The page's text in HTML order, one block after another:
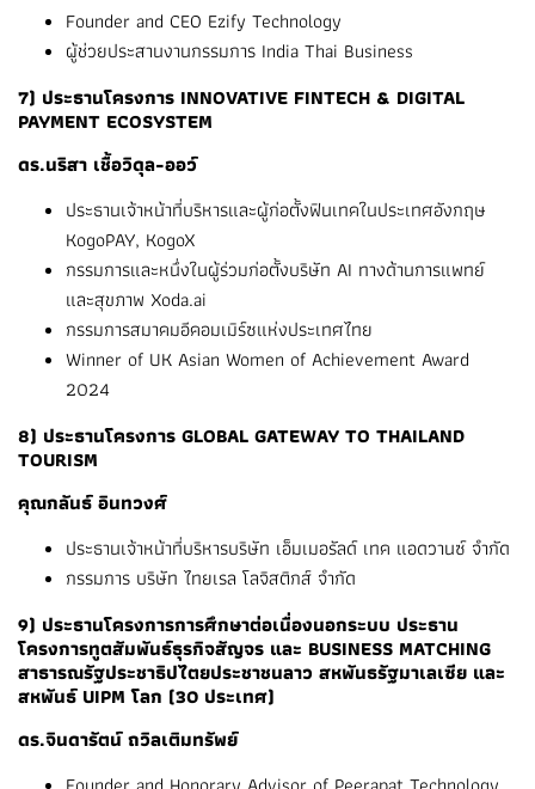
Founder and CEO Ezify Technology
ผู้ช่วยประสานงานกรรมการ India Thai Business
7) ประธานโครงการ INNOVATIVE FINTECH & DIGITAL
PAYMENT ECOSYSTEM
ดร.นริสา เชื้อวิดุล-ออว์
ประธานเจ้าหน้าที่บริหารและผู้ก่อตั้งฟินเทคในประเทศอังกฤษ
KogoPAY, KogoX
กรรมการและหนึ่งในผู้ร่วมก่อตั้งบริษัท AI ทางด้านการแพทย์
และสุขภาพ Xoda.ai
กรรมการสมาคมอีคอมเมิร์ซแห่งประเทศไทย
Winner of UK Asian Women of Achievement Award
2024
8) ประธานโครงการ GLOBAL GATEWAY TO THAILAND
TOURISM
คุณกลันธ์ อินทวงศ์
ประธานเจ้าหน้าที่บริหารบริษัท เอ็มเมอรัลด์ เทค แอดวานซ์ จำกัด
กรรมการ บริษัท ไทยเรล โลจิสติกส์ จํากัด
9) ประธานโครงการการศึกษาต่อเนื่องนอกระบบ ประธาน
โครงการทูตสัมพันธ์ธุรกิจสัญจร และ BUSINESS MATCHING
สาธารณรัฐประชาธิปไตยประชาชนลาว สหพันธรัฐมาเลเซีย และ
สหพันธ์ UIPM โลก (30 ประเทศ)
ดร.จินดารัตน์ ถวิลเติมทรัพย์